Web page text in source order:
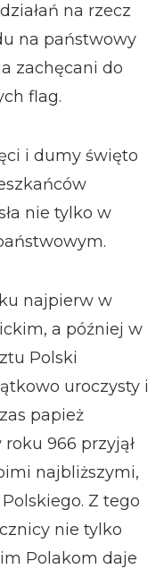
na rzecz
na państwowy
zachęcani do
flag.
i dumy święto
nie tylko w
najpierw w
a później w
Polski
uroczysty i
papież
roku 966 przyjął
najbliższymi,
Z tego
nie tylko
Polakom daje